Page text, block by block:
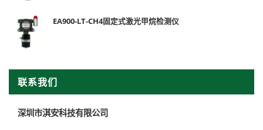
EA900-LT-CH4固定式激光甲烷检测仪
联系我们
深圳市淇安科技有限公司